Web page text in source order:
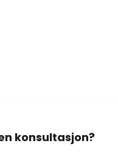
konsultasjon?